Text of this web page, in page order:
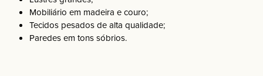
Mobiliário em madeira e couro;
Tecidos pesados de alta qualidade;
Paredes em tons sóbrios.